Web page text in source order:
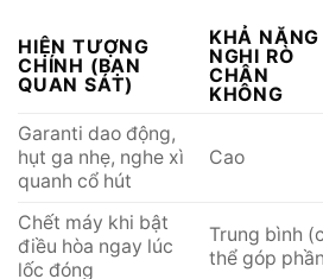
HIỆN TƯỢNG
CHÍNH (BẠN
QUAN SÁT)
KHẢ NĂNG
NGHI RÒ
CHÂN
KHÔNG
Garanti dao động,
hụt ga nhẹ, nghe xì
quanh cổ hút
Cao
Chết máy khi bật
điều hòa ngay lúc
lốc đóng
Trung bình
thể góp